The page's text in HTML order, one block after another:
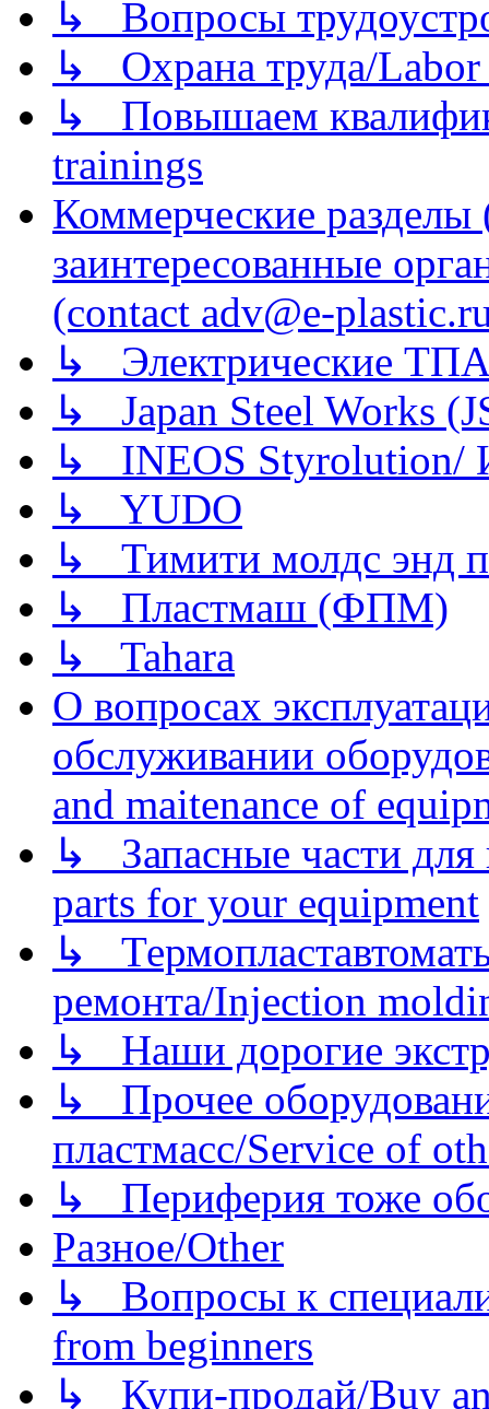
↳ Вопросы
↳ Охрана труда/Labor
↳ Повышаем
trainings
Коммерческие
заинтересованные
(contact adv@e-
↳ Электрические
↳ Japan Steel Works
↳ INEOS
↳ YUDO
↳ Тимити молдс энд
↳ Пластмаш (ФПМ)
↳ Tahara
О вопросах
обслуживании
and maitenance of
↳ Запасные части для
parts for your equipment
↳
ремонта/Injection
↳ Наши дорогие
↳ Прочее
пластмасс/Service of
↳ Периферия тоже
Разное/Other
↳ Вопросы к
from beginners
↳ Купи-продай/Buy